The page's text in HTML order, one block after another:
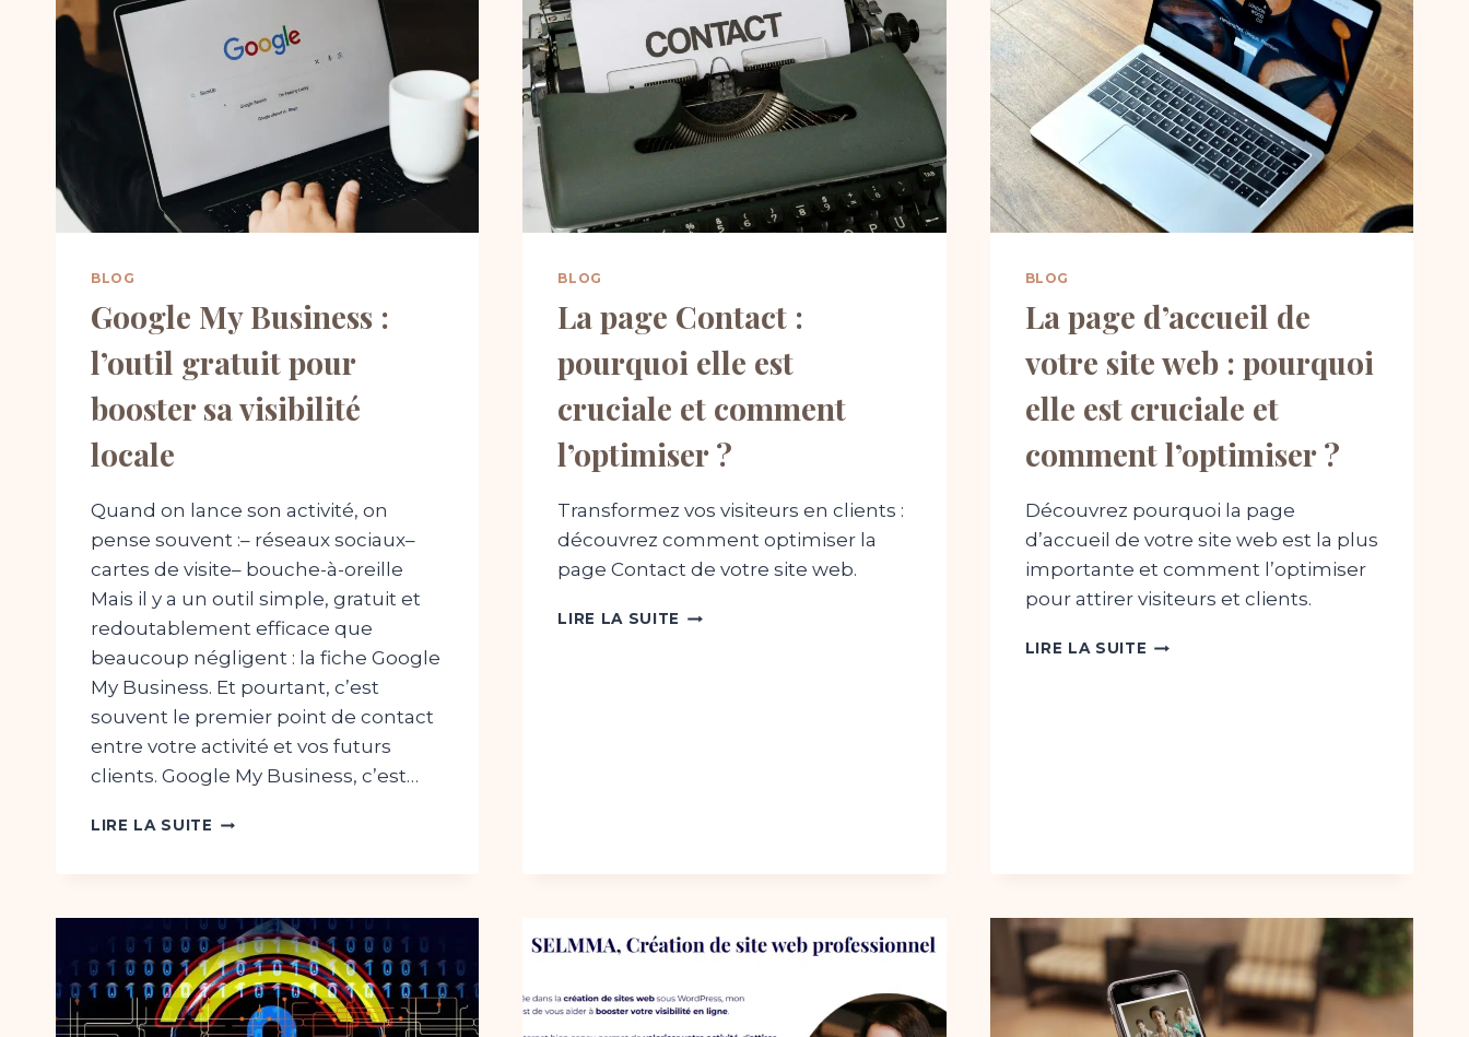
BLOG
Google My Business :
l’outil gratuit pour
booster sa visibilité
locale
Quand on lance son activité, on
pense souvent :– réseaux sociaux–
cartes de visite– bouche-à-oreille
Mais il y a un outil simple, gratuit et
redoutablement efficace que
beaucoup négligent : la fiche Google
My Business. Et pourtant, c’est
souvent le premier point de contact
entre votre activité et vos futurs
clients. Google My Business, c’est…
LIRE LA SUITE GOOGLE
GRATUIT
POUR
BOOSTER
SA
VISIBILITÉ
BLOG
La page Contact :
pourquoi elle est
cruciale et comment
l’optimiser ?
Transformez vos visiteurs en clients :
découvrez comment optimiser la
page Contact de votre site web.
LIRE LA SUITE LA
BLOG
La page d’accueil de
votre site web : pourquoi
elle est cruciale et
comment l’optimiser ?
Découvrez pourquoi la page
d’accueil de votre site web est la plus
importante et comment l’optimiser
pour attirer visiteurs et clients.
LIRE LA SUITE LA
ET
COMMENT
L’OPTIMISER
?